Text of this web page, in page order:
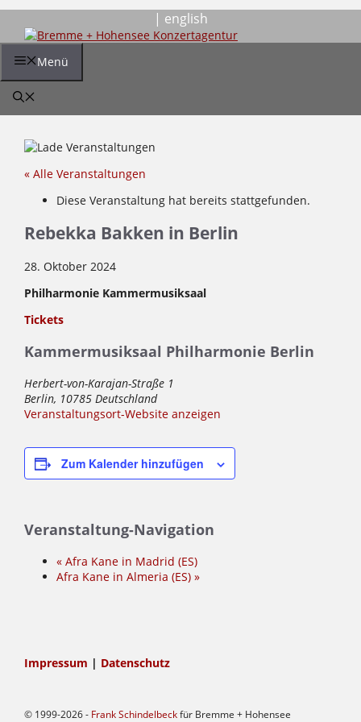
Inhalt
springen
| english
Menü
« Alle Veranstaltungen
Diese Veranstaltung hat bereits stattgefunden.
Rebekka Bakken in Berlin
28. Oktober 2024
Philharmonie Kammermusiksaal
Tickets
Kammermusiksaal Philharmonie Berlin
Herbert-von-Karajan-Straße 1
Berlin, 10785 Deutschland
Veranstaltungsort-Website anzeigen
Zum Kalender hinzufügen
Veranstaltung-Navigation
« Afra Kane in Madrid (ES)
Afra Kane in Almeria (ES) »
Impressum | Datenschutz
© 1999-2026 - Frank Schindelbeck für Bremme + Hohensee